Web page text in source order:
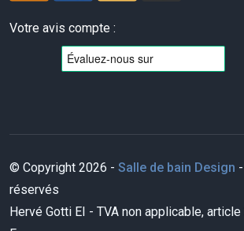
Votre avis compte :
© Copyright 2026 - Salle de bain Design
réservés
Hervé Gotti EI - TVA non applicable,